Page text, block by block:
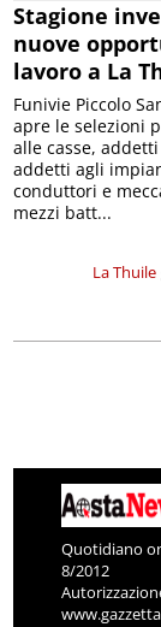
Stagione
nuove
lavoro a La
La Thuile
Funivie Piccolo
apre le selezioni
alle casse,
addetti agli
conduttori e
mezzi batt...
Quotidiano
8/2012